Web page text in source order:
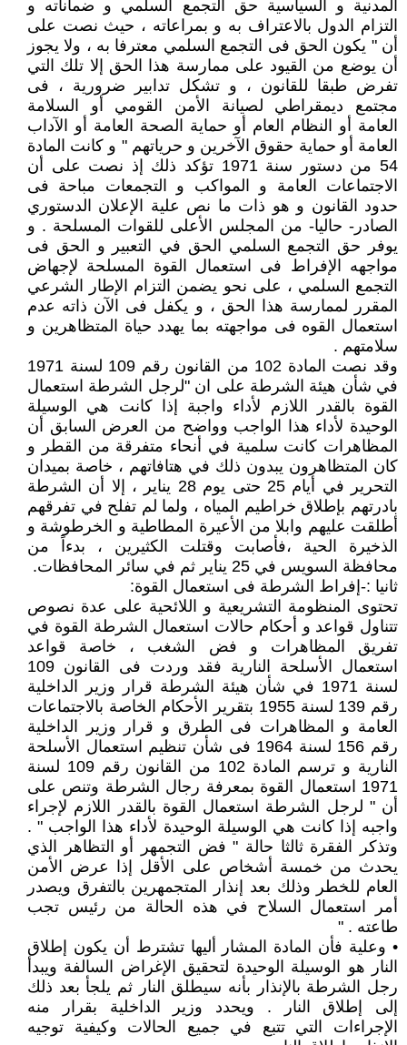
المدنية و السياسية حق التجمع السلمي و ضماناته و
التزام الدول بالاعتراف به و بمراعاته ، حيث نصت على
أن " يكون الحق فى التجمع السلمي معترفا به ، ولا يجوز
أن يوضع من القيود على ممارسة هذا الحق إلا تلك التي
تفرض طبقا للقانون ، و تشكل تدابير ضرورية ، فى
مجتمع ديمقراطي لصيانة الأمن القومي أو السلامة
العامة أو النظام العام أو حماية الصحة العامة أو الآداب
العامة أو حماية حقوق الآخرين و حرياتهم " و كانت المادة
54 من دستور سنة 1971 تؤكد ذلك إذ نصت على أن
الاجتماعات العامة و المواكب و التجمعات مباحة فى
حدود القانون و هو ذات ما نص علية الإعلان الدستوري
الصادر- حاليا- من المجلس الأعلى للقوات المسلحة . و
يوفر حق التجمع السلمي الحق في التعبير و الحق فى
مواجهه الإفراط فى استعمال القوة المسلحة لإجهاض
التجمع السلمي ، على نحو يضمن التزام الإطار الشرعي
المقرر لممارسة هذا الحق ، و يكفل فى الآن ذاته عدم
استعمال القوه فى مواجهته بما يهدد حياة المتظاهرين و
سلامتهم .
وقد نصت المادة 102 من القانون رقم 109 لسنة 1971
في شأن هيئة الشرطة على ان "لرجل الشرطة استعمال
القوة بالقدر اللازم لأداء واجبة إذا كانت هي الوسيلة
الوحيدة لأداء هذا الواجب وواضح من العرض السابق أن
المظاهرات كانت سلمية في أنحاء متفرقة من القطر و
كان المتظاهرون يبدون ذلك في هتافاتهم ، خاصة بميدان
التحرير في أيام 25 حتى يوم 28 يناير ، إلا أن الشرطة
بادرتهم بإطلاق خراطيم المياه ، ولما لم تفلح في تفرقهم
أطلقت عليهم وابلا من الأعيرة المطاطية و الخرطوشة و
الذخيرة الحية ،فأصابت وقتلت الكثيرين ، بدءاً من
محافظة السويس في 25 يناير ثم في سائر المحافظات.
ثانيا :-إفراط الشرطة فى استعمال القوة:
تحتوى المنظومة التشريعية و اللائحية على عدة نصوص
تتناول قواعد و أحكام حالات استعمال الشرطة القوة في
تفريق المظاهرات و فض الشغب ، خاصة قواعد
استعمال الأسلحة النارية فقد وردت فى القانون 109
لسنة 1971 في شأن هيئة الشرطة قرار وزير الداخلية
رقم 139 لسنة 1955 بتقرير الأحكام الخاصة بالاجتماعات
العامة و المظاهرات فى الطرق و قرار وزير الداخلية
رقم 156 لسنة 1964 فى شأن تنظيم استعمال الأسلحة
النارية و ترسم المادة 102 من القانون رقم 109 لسنة
1971 استعمال القوة بمعرفة رجال الشرطة وتنص على
أن " لرجل الشرطة استعمال القوة بالقدر اللازم لإجراء
واجبه إذا كانت هي الوسيلة الوحيدة لأداء هذا الواجب " .
وتذكر الفقرة ثالثا حالة " فض التجمهر أو التظاهر الذي
يحدث من خمسة أشخاص على الأقل إذا عرض الأمن
العام للخطر وذلك بعد إنذار المتجمهرين بالتفرق ويصدر
أمر استعمال السلاح في هذه الحالة من رئيس تجب
طاعته . "
• وعلية فأن المادة المشار أليها تشترط أن يكون إطلاق
النار هو الوسيلة الوحيدة لتحقيق الإغراض السالفة ويبدأ
رجل الشرطة بالإنذار بأنه سيطلق النار ثم يلجأ بعد ذلك
إلى إطلاق النار . ويحدد وزير الداخلية بقرار منه
الإجراءات التي تتبع في جميع الحالات وكيفية توجيه